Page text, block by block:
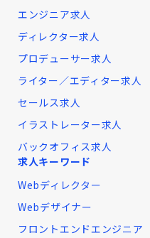
エンジニア求人
ディレクター求人
プロデューサー求人
ライター／エディター求人
セールス求人
イラストレーター求人
バックオフィス求人
求人キーワード
Webディレクター
Webデザイナー
フロントエンドエンジニア